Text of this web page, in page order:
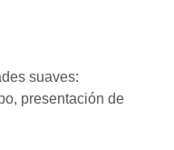
suaves:
presentación de